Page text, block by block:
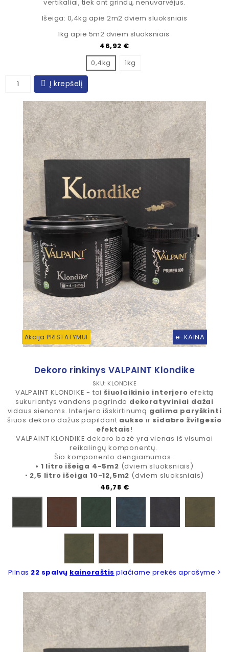
vertikaliai, tiek ant grindų, nenuvarvėjus.
Išeiga: 0,4kg apie 2m2 dviem sluoksniais
1kg apie 5m2 dviem sluoksniais
Kaina
46,92 €
0,4kg
1kg
Į krepšelį
Akcija PRISTATYMUI e-KAINA
Dekoro rinkinys VALPAINT Klondike
SKU: KLONDIKE
VALPAINT KLONDIKE - tai šiuolaikinio interjero efektą
sukuriantys vandens pagrindo dekoratyviniai dažai
vidaus sienoms. Interjero išskirtinumą galima paryškinti
šiuos dekoro dažus papildant aukso ir sidabro žvilgesio
efektais!
VALPAINT KLONDIKE dekoro bazė yra vienas iš visumai
reikalingų komponentų.
Šio komponento dengiamumas:
• 1 litro išeiga 4-5m2 (dviem sluoksniais)
• 2,5 litro išeiga 10-12,5m2 (dviem sluoksniais)
Kaina
46,78 €
Pilnas 22 spalvų kainoraštis plačiame prekės aprašyme >